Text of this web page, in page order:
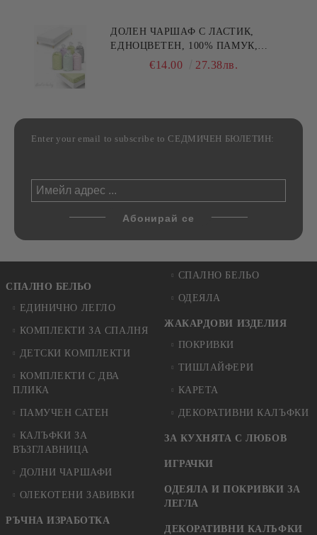
ДОЛЕН ЧАРШАФ С ЛАСТИК,
ЕДНОЦВЕТЕН, 100% ПАМУК,
РАЗЛИЧНИ РАЗМЕРИ
€14.00 27.38лв.
Enter your email to subscribe to СЕДМИЧЕН БЮЛЕТИН:
СПАЛНО БЕЛЬО
ЕДИНИЧНО ЛЕГЛО
КОМПЛЕКТИ ЗА СПАЛНЯ
ДЕТСКИ КОМПЛЕКТИ
КОМПЛЕКТИ С ДВА
ПЛИКА
ПАМУЧЕН САТЕН
КАЛЪФКИ ЗА
ВЪЗГЛАВНИЦА
ДОЛНИ ЧАРШАФИ
ОЛЕКОТЕНИ ЗАВИВКИ
РЪЧНА ИЗРАБОТКА
СПАЛНО БЕЛЬО
ОДЕЯЛА
ЖАКАРДОВИ ИЗДЕЛИЯ
ПОКРИВКИ
ТИШЛАЙФЕРИ
КАРЕТА
ДЕКОРАТИВНИ КАЛЪФКИ
ЗА КУХНЯТА С ЛЮБОВ
ИГРАЧКИ
ОДЕЯЛА И ПОКРИВКИ ЗА
ЛЕГЛА
ДЕКОРАТИВНИ КАЛЪФКИ